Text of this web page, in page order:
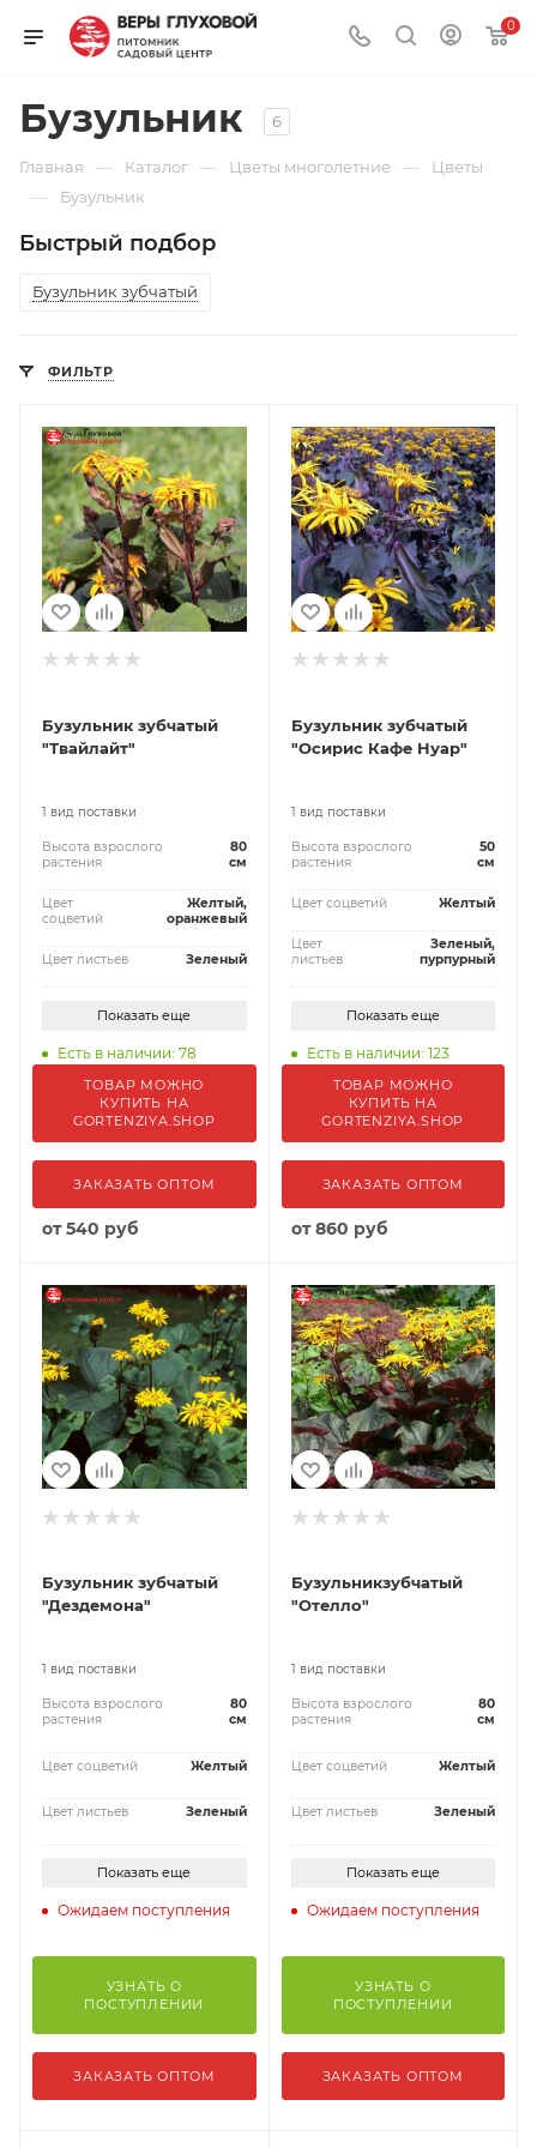
0
Бузульник 6
Главная — Каталог — Цветы многолетние — Цветы
— Бузульник
Быстрый подбор
Бузульник зубчатый
ФИЛЬТР
Бузульник зубчатый
"Твайлайт"
1 вид поставки
Высота взрослого
растения
80
см
Цвет
соцветий
Желтый,
оранжевый
Цвет листьев Зеленый
Показать еще
Есть в наличии: 78
ТОВАР МОЖНО
КУПИТЬ НА
GORTENZIYA.SHOP
ЗАКАЗАТЬ ОПТОМ
от540 руб
Бузульник зубчатый
"Осирис Кафе Нуар"
1 вид поставки
Высота взрослого
растения
50
см
Цвет соцветий Желтый
Цвет
листьев
Зеленый,
пурпурный
Показать еще
Есть в наличии: 123
ТОВАР МОЖНО
КУПИТЬ НА
GORTENZIYA.SHOP
ЗАКАЗАТЬ ОПТОМ
от860 руб
Бузульник зубчатый
"Дездемона"
1 вид поставки
Высота взрослого
растения
80
см
Цвет соцветий Желтый
Цвет листьев Зеленый
Показать еще
Ожидаем поступления
УЗНАТЬ О
ПОСТУПЛЕНИИ
ЗАКАЗАТЬ ОПТОМ
Бузульникзубчатый
"Отелло"
1 вид поставки
Высота взрослого
растения
80
см
Цвет соцветий Желтый
Цвет листьев Зеленый
Показать еще
Ожидаем поступления
УЗНАТЬ О
ПОСТУПЛЕНИИ
ЗАКАЗАТЬ ОПТОМ